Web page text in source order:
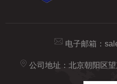
电子邮箱：
公司地址：北京朝阳区